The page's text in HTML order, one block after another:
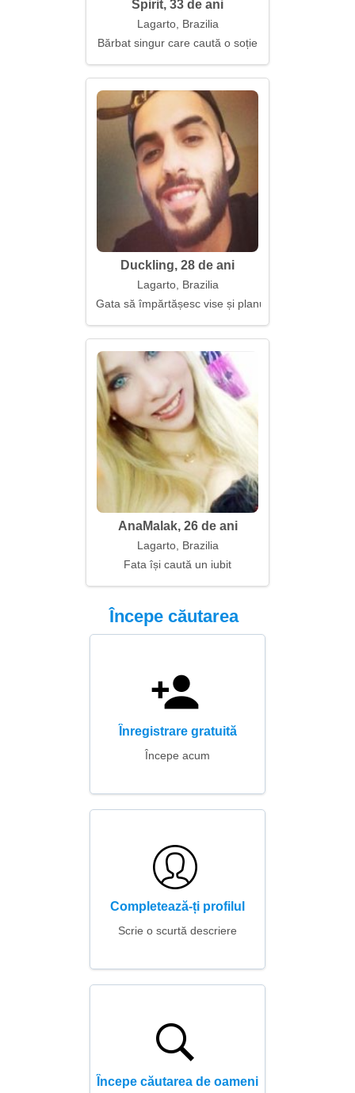
Spirit, 33 de ani
Lagarto, Brazilia
Bărbat singur care caută o soție
Duckling, 28 de ani
Lagarto, Brazilia
Gata să împărtășesc vise și planuri
AnaMalak, 26 de ani
Lagarto, Brazilia
Fata își caută un iubit
Începe căutarea
Înregistrare gratuită
Începe acum
Completează-ți profilul
Scrie o scurtă descriere
Începe căutarea de oameni